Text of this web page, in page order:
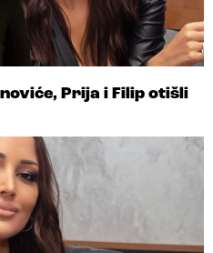
Prija i Filip otišli